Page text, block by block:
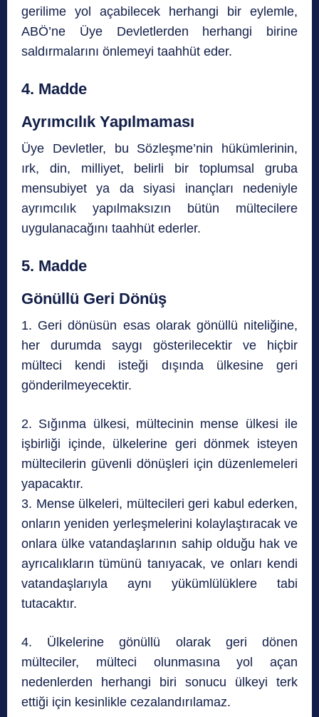
gerilime yol açabilecek herhangi bir eylemle,
ABÖ’ne Üye Devletlerden herhangi birine
saldırmalarını önlemeyi taahhüt eder.
4. Madde
Ayrımcılık Yapılmaması
Üye Devletler, bu Sözleşme’nin hükümlerinin,
ırk, din, milliyet, belirli bir toplumsal gruba
mensubiyet ya da siyasi inançları nedeniyle
ayrımcılık yapılmaksızın bütün mültecilere
uygulanacağını taahhüt ederler.
5. Madde
Gönüllü Geri Dönüş
1. Geri dönüsün esas olarak gönüllü niteliğine,
her durumda saygı gösterilecektir ve hiçbir
mülteci kendi isteği dışında ülkesine geri
gönderilmeyecektir.
2. Sığınma ülkesi, mültecinin mense ülkesi ile
işbirliği içinde, ülkelerine geri dönmek isteyen
mültecilerin güvenli dönüşleri için düzenlemeleri
yapacaktır.
3. Mense ülkeleri, mültecileri geri kabul ederken,
onların yeniden yerleşmelerini kolaylaştıracak ve
onlara ülke vatandaşlarının sahip olduğu hak ve
ayrıcalıkların tümünü tanıyacak, ve onları kendi
vatandaşlarıyla aynı yükümlülüklere tabi
tutacaktır.
4. Ülkelerine gönüllü olarak geri dönen
mülteciler, mülteci olunmasına yol açan
nedenlerden herhangi biri sonucu ülkeyi terk
ettiği için kesinlikle cezalandırılamaz.